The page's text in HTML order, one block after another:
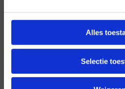
Alles
Selectie
Hansen Dranken
Al ruim 75 jaar uw grote
drankengroothandel.